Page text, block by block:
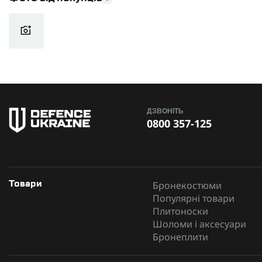
ДЗВОНІТЬ
0800 357-125
Товари
Бронекостюми
Популярні товари
Плитоноски
Шоломи і аксесуари
Бронеплити